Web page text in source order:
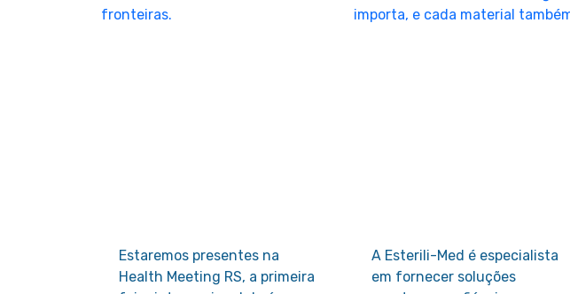
ambiente sempre preparado
Estaremos presentes na
Health Meeting RS, a primeira
A Esterili-Med é especialista
em fornecer soluções